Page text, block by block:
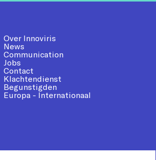
Over Innoviris
News
Communication
Jobs
Contact
Klachtendienst
Begunstigden
Europa - Internationaal